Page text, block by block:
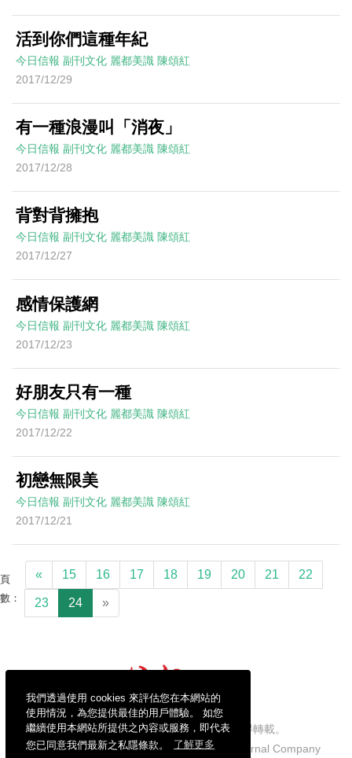
我們透過使用 cookies 來評估您在本網站的
使用情況，為您提供最佳的用戶體驗。 如您
繼續使用本網站所提供之內容或服務，即代表
您已同意我們最新之私隱條款。
了解更多
活到你們這種年紀
今日信報 副刊文化 麗都美識 陳頌紅
2017/12/29
有一種浪漫叫「消夜」
今日信報 副刊文化 麗都美識 陳頌紅
2017/12/28
背對背擁抱
今日信報 副刊文化 麗都美識 陳頌紅
2017/12/27
感情保護網
今日信報 副刊文化 麗都美識 陳頌紅
2017/12/23
好朋友只有一種
今日信報 副刊文化 麗都美識 陳頌紅
2017/12/22
初戀無限美
今日信報 副刊文化 麗都美識 陳頌紅
2017/12/21
頁
數：
« 15 16 17 18 19 20 21 22
23 24 »
信報財經新聞有限公司版權所有，不得轉載。
Copyright © 2026 Hong Kong Economic Journal Company